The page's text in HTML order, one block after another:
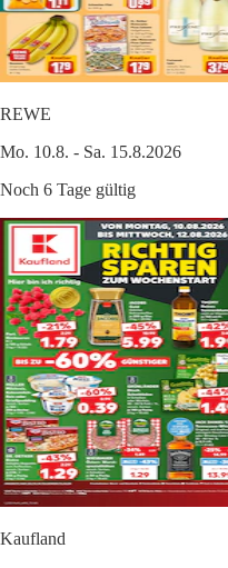
REWE
Mo. 10.8. - Sa. 15.8.2026
Noch 6 Tage gültig
Kaufland